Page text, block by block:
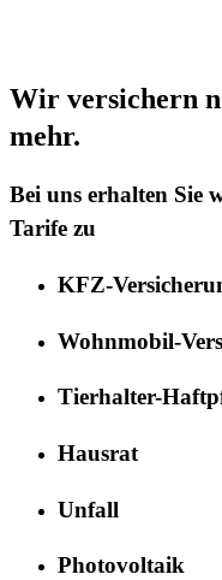
Wir versichern
mehr.
Bei uns erhalten Sie
Tarife zu
KFZ-
Wohnmobil-
Tierhalter-
Hausrat
Unfall
Photovoltaik